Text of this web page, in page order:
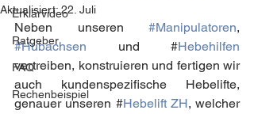
Erklärvideo
Ratgeber
FAQ
Rechenbeispiel
Aktualisiert:22. Juli
Neben unseren #Manipulatoren
#Hubachsen und #Hebehilfen
vertreiben, konstruieren und fertigen wir
auch kundenspezifische Hebelifte,
genauer unseren #Hebelift ZH, welcher